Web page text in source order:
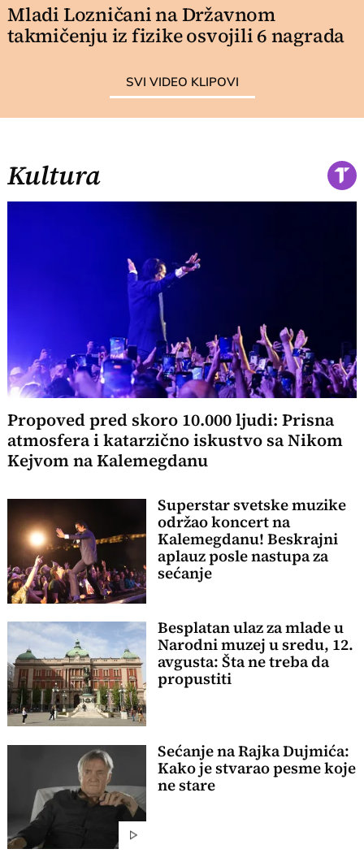
Mladi Lozničani na Državnom
takmičenju iz fizike osvojili 6 nagrada
SVI VIDEO KLIPOVI
Kultura
Propoved pred skoro 10.000 ljudi: Prisna
atmosfera i katarzično iskustvo sa Nikom
Kejvom na Kalemegdanu
Superstar svetske muzike
održao koncert na
Kalemegdanu! Beskrajni
aplauz posle nastupa za
sećanje
Besplatan ulaz za mlade u
Narodni muzej u sredu, 12.
avgusta: Šta ne treba da
propustiti
Sećanje na Rajka Dujmića:
Kako je stvarao pesme koje
ne stare